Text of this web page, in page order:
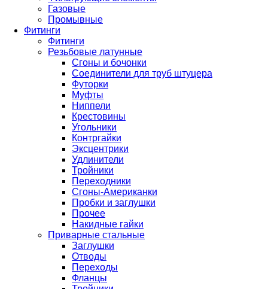
Газовые
Промывные
Фитинги
Фитинги
Резьбовые латунные
Сгоны и бочонки
Соединители для труб штуцера
Футорки
Муфты
Ниппели
Крестовины
Угольники
Контргайки
Эксцентрики
Удлинители
Тройники
Переходники
Сгоны-Американки
Пробки и заглушки
Прочее
Накидные гайки
Приварные стальные
Заглушки
Отводы
Переходы
Фланцы